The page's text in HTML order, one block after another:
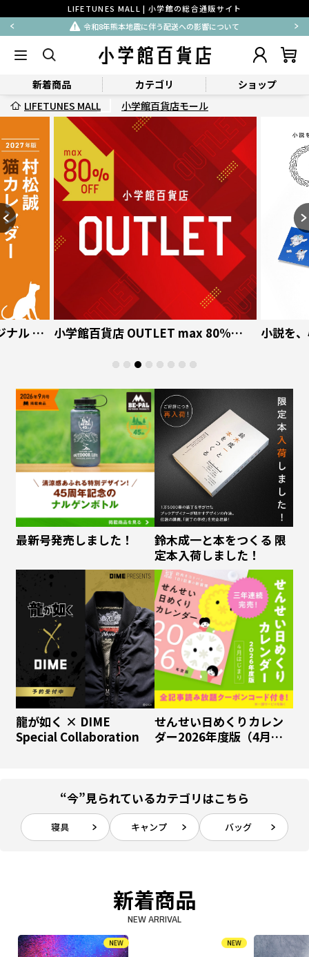
LIFETUNES MALL | 小学館の総合通販サイト
令和8年熊本地震に伴う配送への影響について
新着商品 カテゴリ
ショップ
LIFETUNES MALL
小学館百貨店モール
小学館百貨店 OUTLET max 80%
小説を、心の栄
最新号発売しました！
鈴木成一と本をつくる 限
定本入荷しました！
龍が如く × DIME
Special Collaboration
せんせい日めくりカレン
ダー2026年度版（4月は
“今”見られているカテゴリはこちら
寝具 キャンプ バッグ
新着商品
NEW ARRIVAL